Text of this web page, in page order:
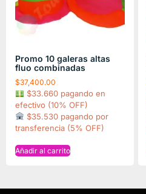
Promo 10 galeras altas
fluo combinadas
$37,400.00
$33.660 pagando en
efectivo (10% OFF)
$35.530 pagando por
transferencia (5% OFF)
Añadir al carrito